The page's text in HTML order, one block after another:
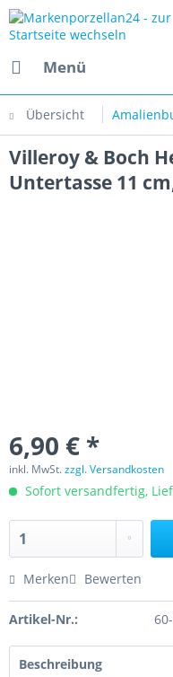
Menü
Übersicht
Villeroy & Boch
Untertasse 11
6,90 € *
inkl. MwSt.zzgl. Versandkosten
Sofort versandfertig,
Merken Bewerten
Artikel-Nr.:
Beschreibung